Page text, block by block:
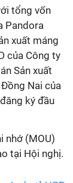
tổng vốn
Pandora
xuất máng
của Công ty
Sản xuất
Nai của
ký đầu
nhớ (MOU)
tại Hội nghị.